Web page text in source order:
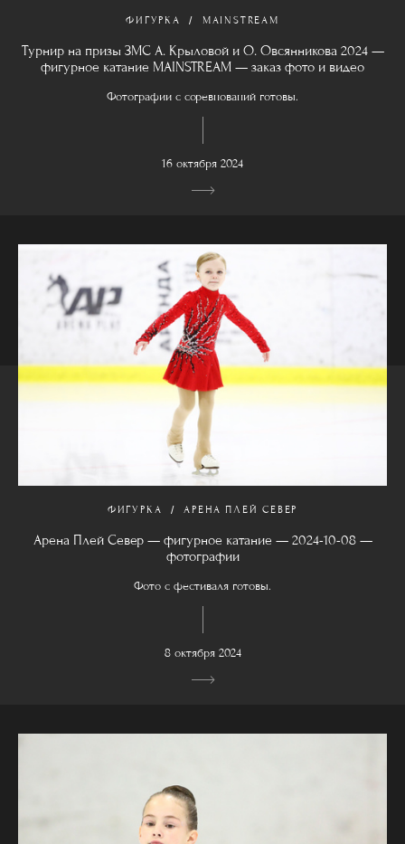
ФИГУРКА MAINSTREAM
Турнир на призы ЗМС А. Крыловой и О. Овсянникова 2024 —
фигурное катание MAINSTREAM — заказ фото и видео
Фотографии с соревнований готовы.
16 октября 2024
ФИГУРКА АРЕНА ПЛЕЙ СЕВЕР
Арена Плей Север — фигурное катание — 2024-10-08 —
фотографии
Фото с фестиваля готовы.
8 октября 2024